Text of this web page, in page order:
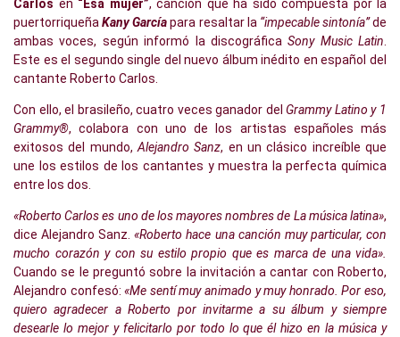
Carlos en “Esa mujer”, canción que ha sido compuesta por la
puertorriqueñaKany Garcíapara resaltar la “impecable sintonía”de
ambas voces, según informó la discográficaSony Music Latin
Este es el segundo single del nuevo álbum inédito en español del
cantante Roberto Carlos.
Con ello, el brasileño, cuatro veces ganador delGrammy Latino y 1
Grammy®, colabora con uno de los artistas españoles más
exitosos del mundo, Alejandro Sanz, en un clásico increíble que
une los estilos de los cantantes y muestra la perfecta química
entre los dos.
«Roberto Carlos es uno de los mayores nombres de La música latina»,
dice Alejandro Sanz.«Roberto hace una canción muy particular, con
mucho corazón y con su estilo propio que es marca de una vida».
Cuando se le preguntó sobre la invitación a cantar con Roberto,
Alejandro confesó:«Me sentí muy animado y muy honrado. Por eso,
quiero agradecer a Roberto por invitarme a su álbum y siempre
desearle lo mejor y felicitarlo por todo lo que él hizo en la música y